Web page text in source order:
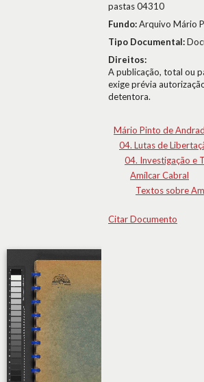
pastas 04310
Fundo:Arquivo Mário
Tipo Documental:
Direitos:
A publicação, total ou
exige prévia
detentora.
Mário Pinto de
04. Lutas de
04. Investigação e
Amílcar Cabral
Textos sobre
Citar Documento